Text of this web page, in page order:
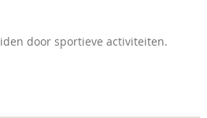
door sportieve activiteiten.